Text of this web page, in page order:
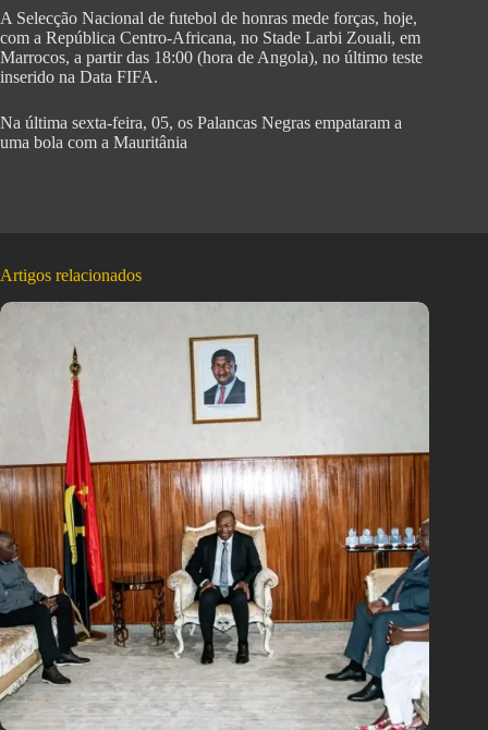
A Selecção Nacional de futebol de honras mede forças, hoje,
com a República Centro-Africana, no Stade Larbi Zouali, em
Marrocos, a partir das 18:00 (hora de Angola), no último teste
inserido na Data FIFA.
Na última sexta-feira, 05, os Palancas Negras empataram a
uma bola com a Mauritânia
Artigos relacionados